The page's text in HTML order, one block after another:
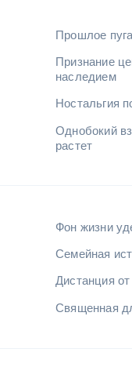
Прошлое
Признание
наследием
Ностальгия
Однобокий
растет
Фон жизни
Семейная
Дистанция
Священная